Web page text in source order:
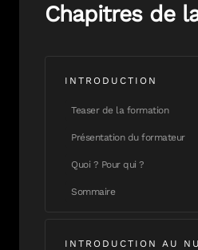
Chapitres de
INTRODUCTION
Teaser de la formation
Présentation du formateur
Quoi ? Pour qui ?
Sommaire
INTRODUCTION AU NU